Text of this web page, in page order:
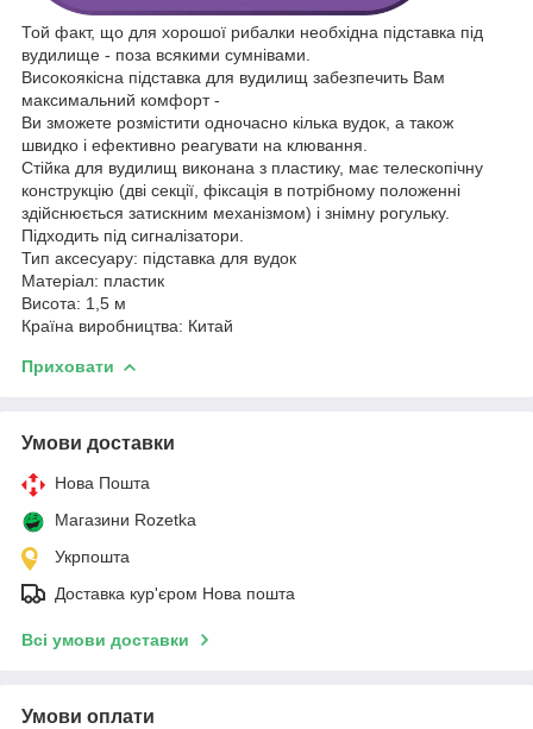
Той факт, що для хорошої рибалки необхідна підставка під
вудилище - поза всякими сумнівами.
Високоякісна підставка для вудилищ забезпечить Вам
максимальний комфорт -
Ви зможете розмістити одночасно кілька вудок, а також
швидко і ефективно реагувати на клювання.
Стійка для вудилищ виконана з пластику, має телескопічну
конструкцію (дві секції, фіксація в потрібному положенні
здійснюється затискним механізмом) і знімну рогульку.
Підходить під сигналізатори.
Тип аксесуару: підставка для вудок
Матеріал: пластик
Висота: 1,5 м
Країна виробництва: Китай
Приховати
Умови доставки
Нова Пошта
Магазини Rozetka
Укрпошта
Доставка кур'єром Нова пошта
Всі умови доставки
Умови оплати